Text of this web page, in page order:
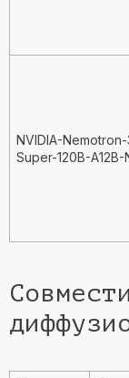
NVIDIA-
Super-120B-A12B-